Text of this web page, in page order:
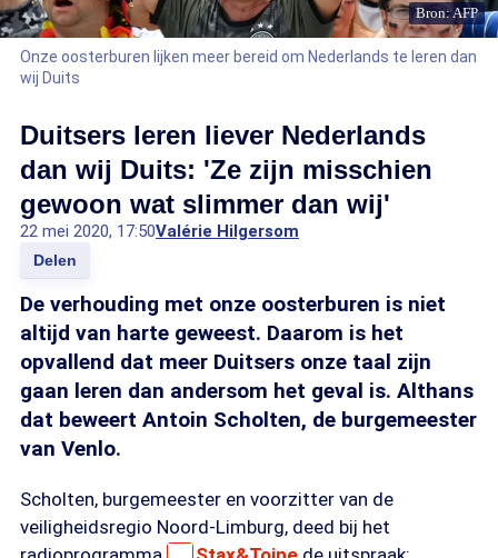
Bron: AFP
Onze oosterburen lijken meer bereid om Nederlands te leren dan
wij Duits
Duitsers leren liever Nederlands
dan wij Duits: 'Ze zijn misschien
gewoon wat slimmer dan wij'
22 mei 2020, 17:50Valérie Hilgersom
Delen
De verhouding met onze oosterburen is niet
altijd van harte geweest. Daarom is het
opvallend dat meer Duitsers onze taal zijn
gaan leren dan andersom het geval is. Althans
dat beweert Antoin Scholten, de burgemeester
van Venlo.
Scholten, burgemeester en voorzitter van de
veiligheidsregio Noord-Limburg, deed bij het